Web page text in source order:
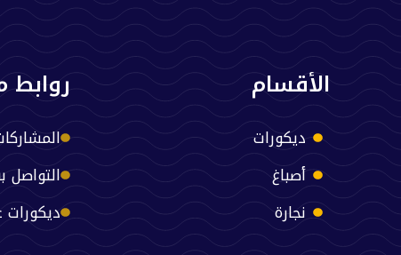
الأقسام
ديكورات
أصباغ
نجارة
التواصل
ديكورات